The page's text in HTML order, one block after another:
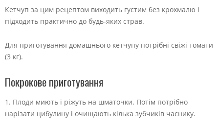
Кетчуп за цим рецептом виходить густим без крохмалю і
підходить практично до будь-яких страв.
Для приготування домашнього кетчупу потрібні свіжі томати
(3 кг).
Покрокове приготування
1. Плоди миють і ріжуть на шматочки. Потім потрібно
нарізати цибулину і очищають кілька зубчиків часнику.